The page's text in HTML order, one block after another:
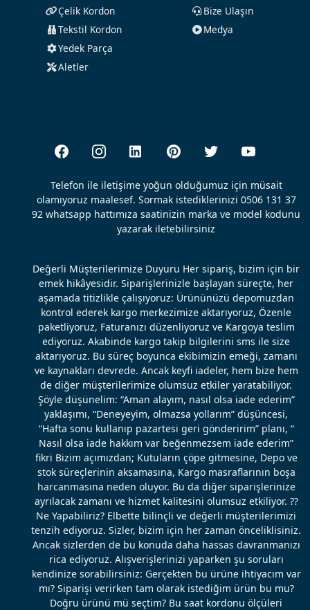
Çelik Kordon
Tekstil Kordon
Yedek Parça
Aletler
Bize Ulaşın
Medya
Telefon ile iletişime yoğun olduğumuz için müsait
olamıyoruz maalesef. Sormak istediklerinizi 0506 131 37
92 whatsapp hattımıza saatinizin marka ve model kodunu
yazarak iletebilirsiniz
Değerli Müşterilerimize Duyuru Her sipariş, bizim için bir
emek hikâyesidir. Siparişlerinizle başlayan süreçte, her
aşamada titizlikle çalışıyoruz: Ürününüzü depomuzdan
kontrol ederek kargo merkezimize aktarıyoruz, Özenle
paketliyoruz, Faturanızı düzenliyoruz ve Kargoya teslim
ediyoruz. Akabinde kargo takip bilgilerini sms ile size
aktarıyoruz. Bu süreç boyunca ekibimizin emeği, zamanı
ve kaynakları devrede. Ancak keyfi iadeler, hem bize hem
de diğer müşterilerimize olumsuz etkiler yaratabiliyor.
Şöyle düşünelim: “Aman alayım, nasıl olsa iade ederim”
yaklaşımı, “Deneyeyim, olmazsa yollarım” düşüncesi,
“Hafta sonu kullanıp pazartesi geri gönderirim” planı, “
Nasıl olsa iade hakkım var beğenmezsem iade ederim”
fikri Bizim açımızdan; Kutuların çöpe gitmesine, Depo ve
stok süreçlerinin aksamasına, Kargo masraflarının boşa
harcanmasına neden oluyor. Bu da diğer siparişlerinize
ayrılacak zamanı ve hizmet kalitesini olumsuz etkiliyor. ??
Ne Yapabiliriz? Elbette bilinçli ve değerli müşterilerimizi
tenzih ediyoruz. Sizler, bizim için her zaman önceliklisiniz.
Ancak sizlerden de bu konuda daha hassas davranmanızı
rica ediyoruz. Alışverişlerinizi yaparken şu soruları
kendinize sorabilirsiniz: Gerçekten bu ürüne ihtiyacım var
mı? Siparişi verirken tam olarak istediğim ürün bu mu?
Doğru ürünü mü seçtim? Bu saat kordonu ölçüleri